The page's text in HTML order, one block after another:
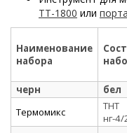
ТТ-1800 или
Наименование
набора
черн
бел
Термомикс
ТНТ
нг-4/